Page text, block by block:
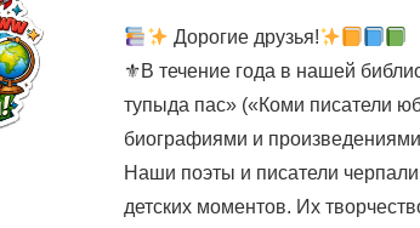
Дорогие друзья!
⚜В течение года в нашей
тупыда пас» («Коми писатели
биографиями и
Наши поэты и писатели
детских моментов. Их